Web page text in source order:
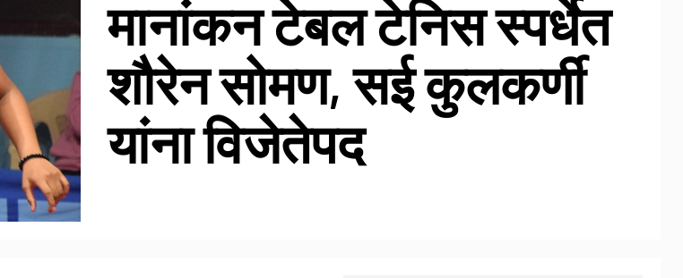
मानांकन टेबल टेनिस स्पर्धेत
शौरेन सोमण, सई कुलकर्णी
यांना विजेतेपद